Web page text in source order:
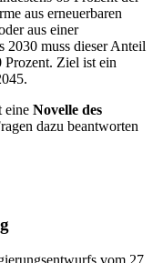
aus erneuerbaren
aus einer
2030 muss dieser Anteil
Prozent. Ziel ist ein
eine Novelle des
dazu beantworten